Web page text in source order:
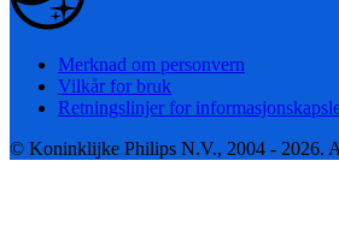
Merknad om personvern
Vilkår for bruk
Retningslinjer for
© Koninklijke Philips N.V., 2004 - 2026.